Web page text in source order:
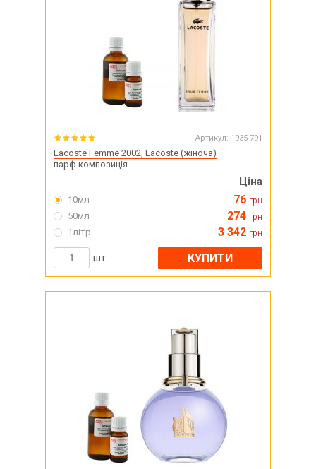
Артикул: 1935-791
Lacoste Femme 2002, Lacoste (жіноча)
парф.композиція
Ціна
10мл 76 грн
50мл 274 грн
1літр 3 342 грн
шт КУПИТИ